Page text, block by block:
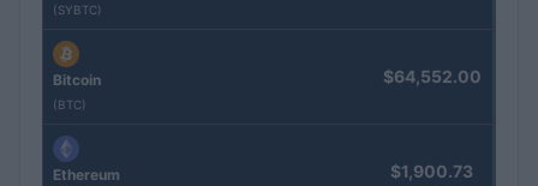
(SYBTC)
Bitcoin
(BTC)
$64,552.00
Ethereum $1,900.73